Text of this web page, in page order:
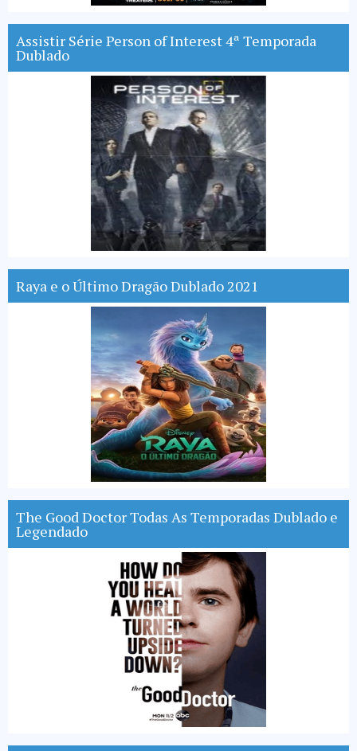
Assistir Série Person of Interest 4ª Temporada
Dublado
Raya e o Último Dragão Dublado 2021
The Good Doctor Todas As Temporadas Dublado e
Legendado